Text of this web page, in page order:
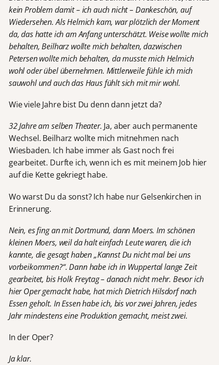
kein Problem damit – ich auch nicht – Dankeschön, auf
Wiedersehen. Als Helmich kam, war plötzlich der Moment
da, das hatte ich am Anfang unterschätzt. Weise wollte mich
behalten, Beilharz wollte mich behalten, dazwischen
Petersen wollte mich behalten, da musste mich Helmich
wohl oder übel übernehmen. Mittlerweile fühle ich mich
sauwohl und auch das Haus fühlt sich mit mir wohl.
Wie viele Jahre bist Du denn dann jetzt da?
32 Jahre am selben Theater. Ja, aber auch permanente
Wechsel. Beilharz wollte mich mitnehmen nach
Wiesbaden. Ich habe immer als Gast noch frei
gearbeitet. Durfte ich, wenn ich es mit meinem Job hier
auf die Kette gekriegt habe.
Wo warst Du da sonst? Ich habe nur Gelsenkirchen in
Erinnerung.
Nein, es fing an mit Dortmund, dann Moers. Im schönen
kleinen Moers, weil da halt einfach Leute waren, die ich
kannte, die gesagt haben „Kannst Du nicht mal bei uns
vorbeikommen?“. Dann habe ich in Wuppertal lange Zeit
gearbeitet, bis Holk Freytag – danach nicht mehr. Bevor ich
hier Oper gemacht habe, hat mich Dietrich Hilsdorf nach
Essen geholt. In Essen habe ich, bis vor zwei Jahren, jedes
Jahr mindestens eine Produktion gemacht, meist zwei.
In der Oper?
Ja klar.